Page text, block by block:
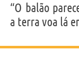
“O balão
a terra voa lá